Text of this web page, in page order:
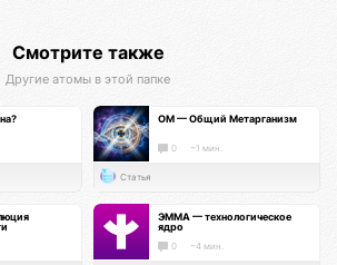
Смотрите также
Другие атомы в этой папке
ОМ — Общий Метарганизм
0 ~1 мин.
Статья
ЭММА — технологическое
ядро
0 ~4 мин.